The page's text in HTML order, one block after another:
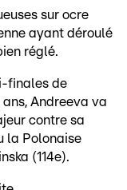
sur ocre
ayant déroulé
réglé.
finales de
Andreeva va
contre sa
la Polonaise
(114e).